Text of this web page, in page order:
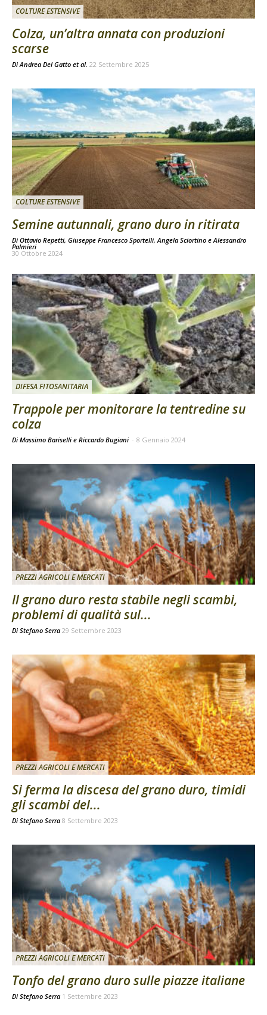
COLTURE ESTENSIVE
Colza, un’altra annata con produzioni
scarse
DiAndrea Del Gatto et al. 22 Settembre 2025
COLTURE ESTENSIVE
Semine autunnali, grano duro in ritirata
Di Ottavio Repetti, Giuseppe Francesco Sportelli, Angela Sciortino e Alessandro
Palmieri
30 Ottobre 2024
DIFESA FITOSANITARIA
Trappole per monitorare la tentredine su
colza
Di Massimo Bariselli e Riccardo Bugiani - 8 Gennaio 2024
PREZZI AGRICOLI E MERCATI
Il grano duro resta stabile negli scambi,
problemi di qualità sul...
Di Stefano Serra 29 Settembre 2023
PREZZI AGRICOLI E MERCATI
Si ferma la discesa del grano duro, timidi
gli scambi del...
Di Stefano Serra 8 Settembre 2023
PREZZI AGRICOLI E MERCATI
Tonfo del grano duro sulle piazze italiane
Di Stefano Serra 1 Settembre 2023